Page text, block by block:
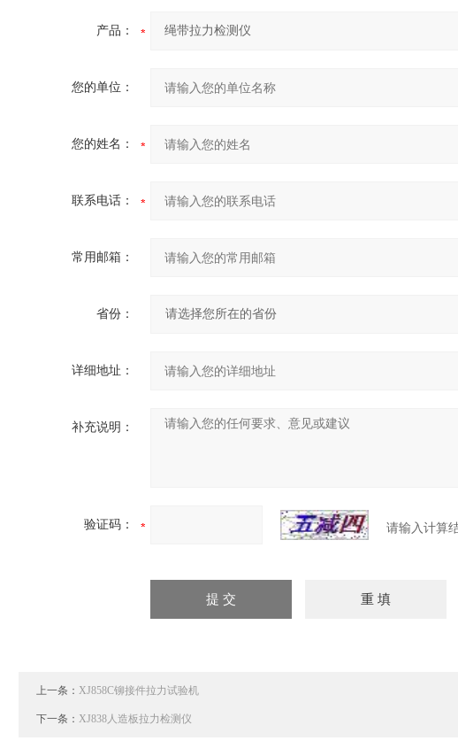
产品：
您的单位：
您的姓名：
联系电话：
常用邮箱：
省份：
详细地址：
补充说明：
验证码： 请输入计算
上一条：XJ858C铆接件拉力试验机
下一条：XJ838人造板拉力检测仪